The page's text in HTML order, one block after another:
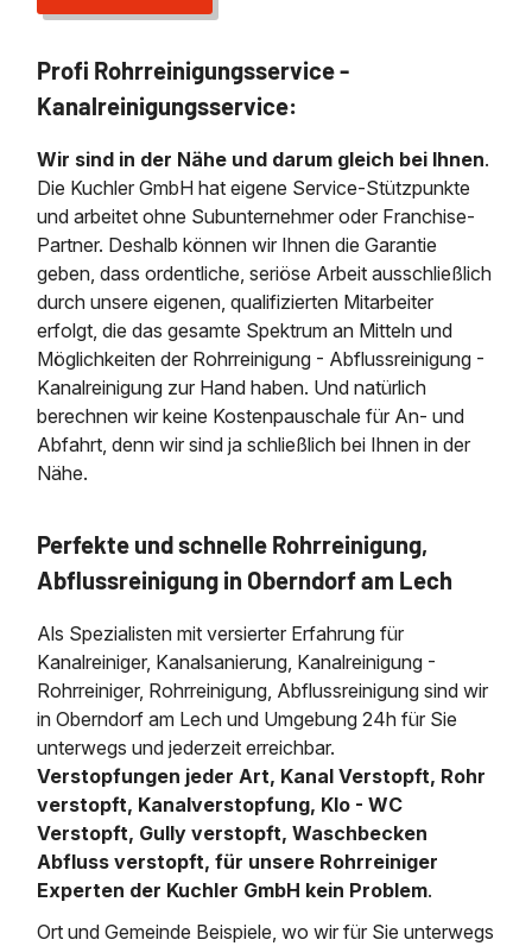
Profi Rohrreinigungsservice -
Kanalreinigungsservice:
Wir sind in der Nähe und darum gleich bei Ihnen.
Die Kuchler GmbH hat eigene Service-Stützpunkte
und arbeitet ohne Subunternehmer oder Franchise-
Partner. Deshalb können wir Ihnen die Garantie
geben, dass ordentliche, seriöse Arbeit ausschließlich
durch unsere eigenen, qualifizierten Mitarbeiter
erfolgt, die das gesamte Spektrum an Mitteln und
Möglichkeiten der Rohrreinigung - Abflussreinigung -
Kanalreinigung zur Hand haben. Und natürlich
berechnen wir keine Kostenpauschale für An- und
Abfahrt, denn wir sind ja schließlich bei Ihnen in der
Nähe.
Perfekte und schnelle Rohrreinigung,
Abflussreinigung in Oberndorf am Lech
Als Spezialisten mit versierter Erfahrung für
Kanalreiniger, Kanalsanierung, Kanalreinigung -
Rohrreiniger, Rohrreinigung, Abflussreinigung sind wir
in Oberndorf am Lech und Umgebung 24h für Sie
unterwegs und jederzeit erreichbar.
Verstopfungen jeder Art, Kanal Verstopft, Rohr
verstopft, Kanalverstopfung, Klo - WC
Verstopft, Gully verstopft, Waschbecken
Abfluss verstopft, für unsere Rohrreiniger
Experten der Kuchler GmbH kein Problem.
Ort und Gemeinde Beispiele, wo wir für Sie unterwegs